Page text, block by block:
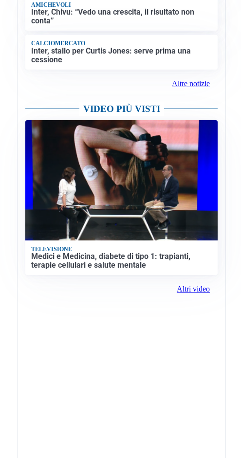
AMICHEVOLI
Inter, Chivu: “Vedo una crescita, il risultato non
conta”
CALCIOMERCATO
Inter, stallo per Curtis Jones: serve prima una
cessione
Altre notizie
VIDEO PIÙ VISTI
TELEVISIONE
Medici e Medicina, diabete di tipo 1: trapianti,
terapie cellulari e salute mentale
Altri video